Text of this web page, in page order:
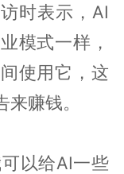
时表示，AI
模式一样，
使用它，这
赚钱。
以给AI一些